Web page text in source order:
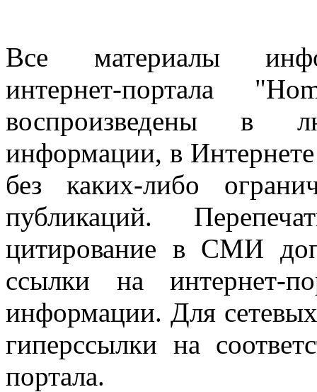
Все материалы
интернет-портала
воспроизведены в
информации, в
без каких-либо
публикаций.
цитирование в СМИ
ссылки на интернет-
информации. Для
гиперссылки на
портала.